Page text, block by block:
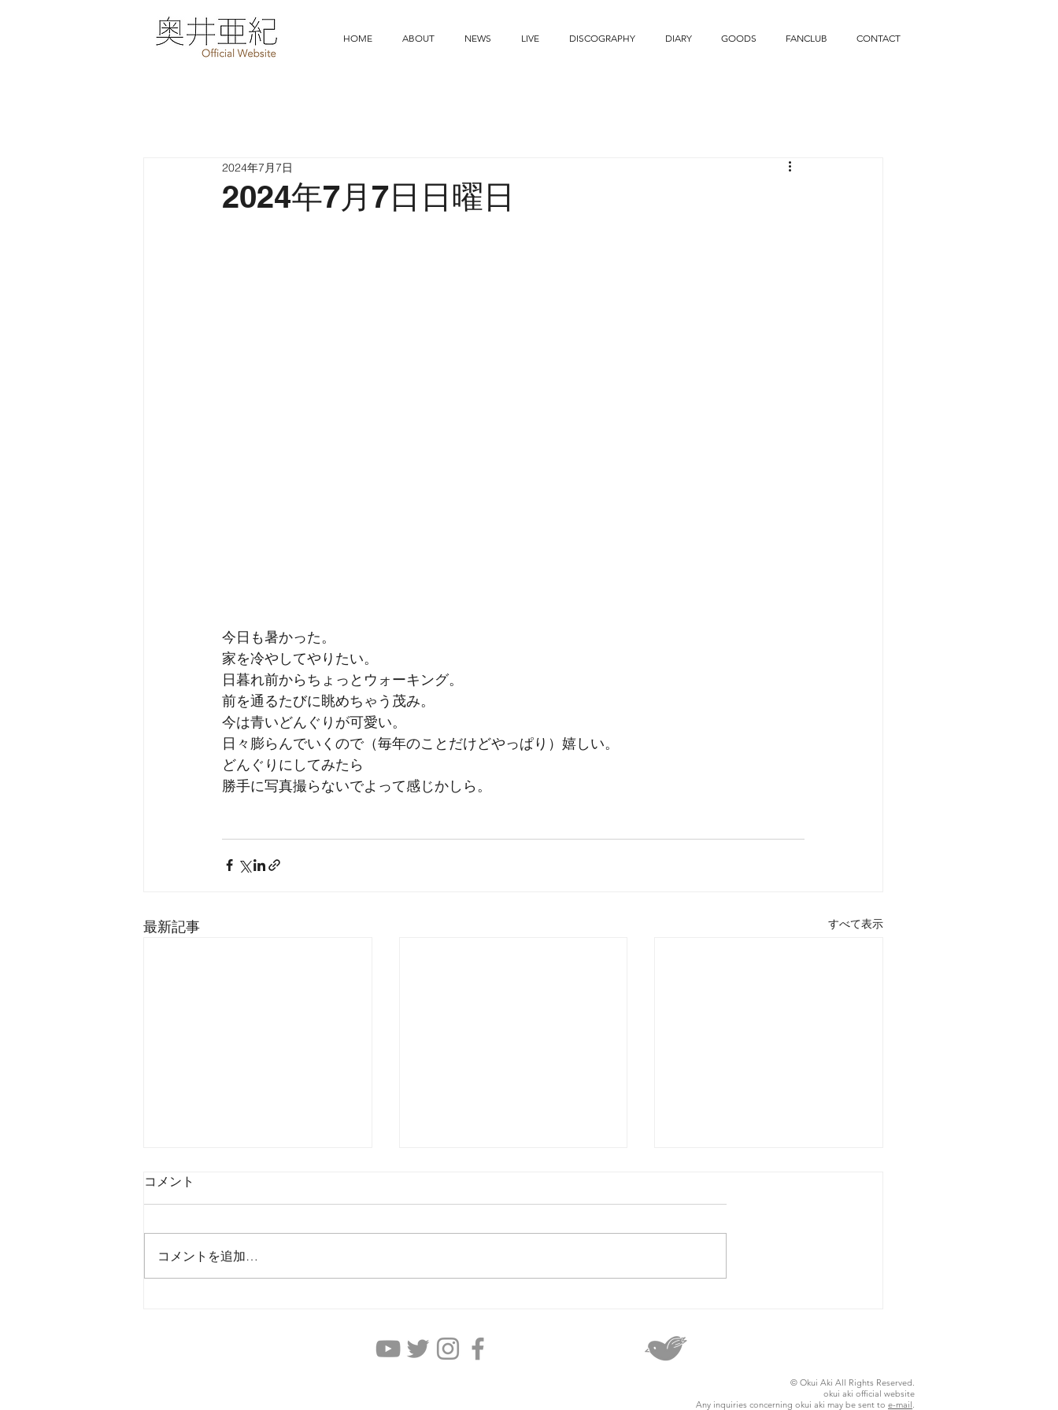
HOME ABOUT NEWS LIVE DISCOGRAPHY DIARY GOODS FANCLUB CONTACT
2024年7月7日日曜日
2024年7月7日
今日も暑かった。
家を冷やしてやりたい。
日暮れ前からちょっとウォーキング。
前を通るたびに眺めちゃう茂み。
今は青いどんぐりが可愛い。
日々膨らんでいくので（毎年のことだけどやっぱり）嬉しい。
どんぐりにしてみたら
勝手に写真撮らないでよって感じかしら。
最新記事 すべて表示
コメント
コメントを追加…
© Okui Aki All Rights Reserved.
okui aki official website
Any inquiries concerning okui aki may be sent to e-mail.